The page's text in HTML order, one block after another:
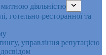
діяльністю
готельно-ресторанної та
управління репутацією